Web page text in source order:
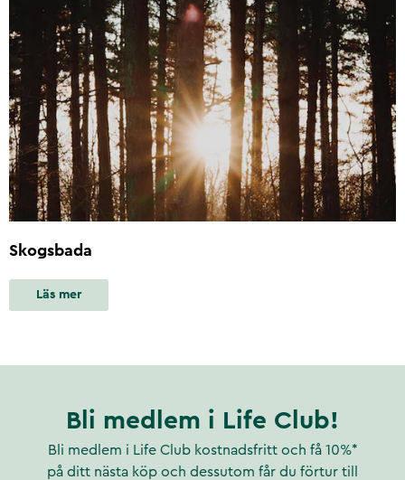
Skogsbada
Läs mer
Bli medlem i Life Club!
Bli medlem i Life Club kostnadsfritt och få 10%*
på ditt nästa köp och dessutom får du förtur till